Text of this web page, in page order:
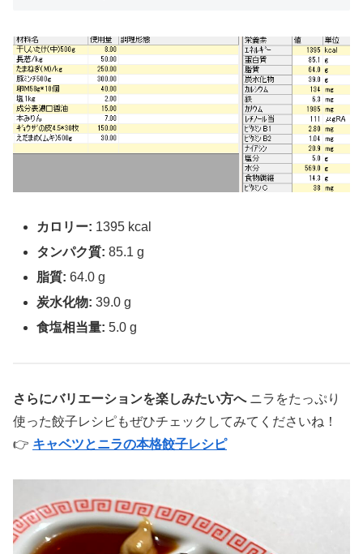
カロリー: 1395 kcal
タンパク質: 85.1 g
脂質: 64.0 g
炭水化物: 39.0 g
食塩相当量: 5.0 g
さらにバリエーションを楽しみたい方へニラをたっぷり
使った餃子レシピもぜひチェックしてみてくださいね！
👉 キャベツとニラの本格餃子レシピ